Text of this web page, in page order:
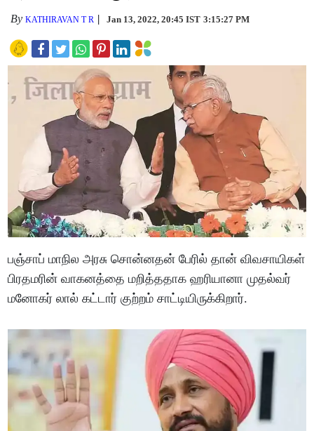
ByKATHIRAVAN T R Jan 13, 2022, 20:45 IST 3:15:27 PM
பஞ்சாப் மாநில அரசு சொன்னதன் பேரில் தான் விவசாயிகள்
பிரதமரின் வாகனத்தை மறித்ததாக ஹரியானா முதல்வர்
மனோகர் லால் கட்டார் குற்றம் சாட்டியிருக்கிறார்.